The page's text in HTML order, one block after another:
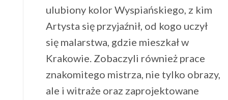
ulubiony kolor Wyspiańskiego, z kim
Artysta się przyjaźnił, od kogo uczył
się malarstwa, gdzie mieszkał w
Krakowie. Zobaczyli również prace
znakomitego mistrza, nie tylko obrazy,
ale i witraże oraz zaprojektowane